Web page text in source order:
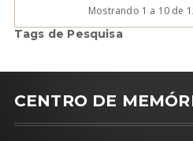
Mostrando 1 a 10de
Tags de Pesquisa
CENTRO DE